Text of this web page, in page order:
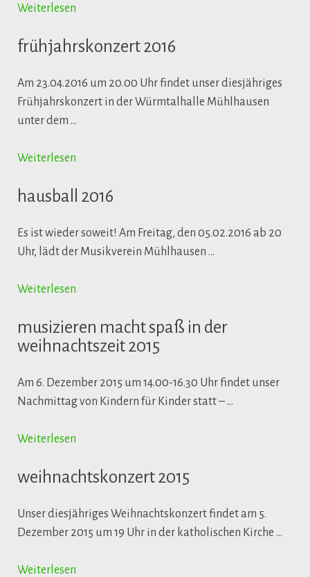
Weiterlesen
frühjahrskonzert 2016
Am 23.04.2016 um 20.00 Uhr findet unser diesjähriges
Frühjahrskonzert in der Würmtalhalle Mühlhausen
unter dem …
Weiterlesen
hausball 2016
Es ist wieder soweit! Am Freitag, den 05.02.2016 ab 20
Uhr, lädt der Musikverein Mühlhausen …
Weiterlesen
musizieren macht spaß in der
weihnachtszeit 2015
Am 6. Dezember 2015 um 14.00-16.30 Uhr findet unser
Nachmittag von Kindern für Kinder statt – …
Weiterlesen
weihnachtskonzert 2015
Unser diesjähriges Weihnachtskonzert findet am 5.
Dezember 2015 um 19 Uhr in der katholischen Kirche …
Weiterlesen